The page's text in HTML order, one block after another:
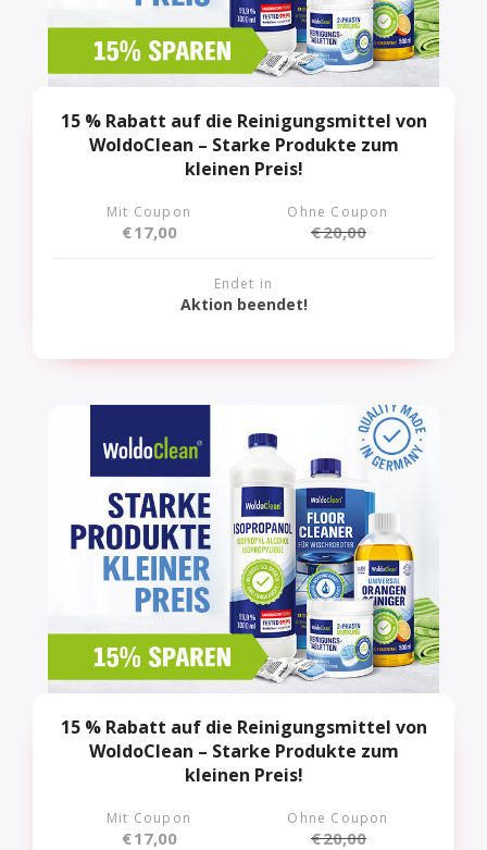
15 % Rabatt auf die Reinigungsmittel von
WoldoClean – Starke Produkte zum
kleinen Preis!
Mit Coupon
€17,00
Ohne Coupon
€20,00
Endet in
Aktion beendet!
15 % Rabatt auf die Reinigungsmittel von
WoldoClean – Starke Produkte zum
kleinen Preis!
Mit Coupon
€17,00
Ohne Coupon
€20,00